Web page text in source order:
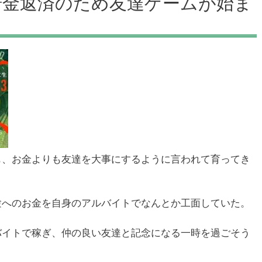
お金よりも友達を大事にするように言われて育ってき
のお金を自身のアルバイトでなんとか工面していた。
トで稼ぎ、仲の良い友達と記念になる一時を過ごそう